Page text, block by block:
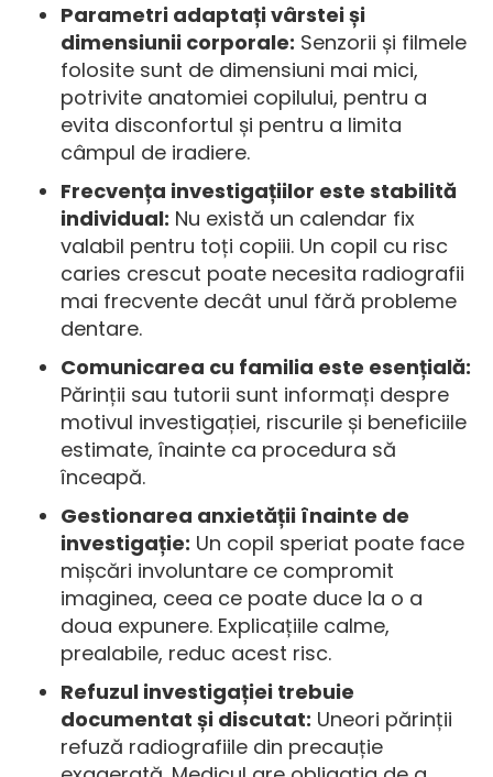
Parametri adaptați vârstei și
dimensiunii corporale: Senzorii și filmele
folosite sunt de dimensiuni mai mici,
potrivite anatomiei copilului, pentru a
evita disconfortul și pentru a limita
câmpul de iradiere.
Frecvența investigațiilor este stabilită
individual: Nu există un calendar fix
valabil pentru toți copiii. Un copil cu risc
caries crescut poate necesita radiografii
mai frecvente decât unul fără probleme
dentare.
Comunicarea cu familia este esențială:
Părinții sau tutorii sunt informați despre
motivul investigației, riscurile și beneficiile
estimate, înainte ca procedura să
înceapă.
Gestionarea anxietății înainte de
investigație: Un copil speriat poate face
mișcări involuntare ce compromit
imaginea, ceea ce poate duce la o a
doua expunere. Explicațiile calme,
prealabile, reduc acest risc.
Refuzul investigației trebuie
documentat și discutat: Uneori părinții
refuză radiografiile din precauție